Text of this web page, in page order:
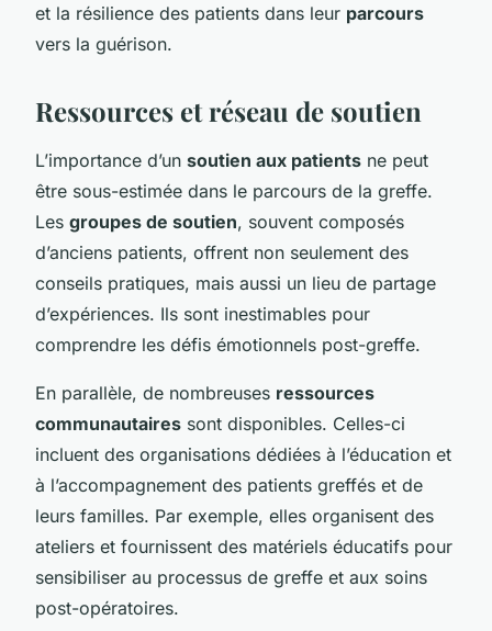
et la résilience des patients dans leur parcours
vers la guérison.
Ressources et réseau de soutien
L’importance d’un soutien aux patients ne peut
être sous-estimée dans le parcours de la greffe.
Les groupes de soutien, souvent composés
d’anciens patients, offrent non seulement des
conseils pratiques, mais aussi un lieu de partage
d’expériences. Ils sont inestimables pour
comprendre les défis émotionnels post-greffe.
En parallèle, de nombreuses ressources
communautaires sont disponibles. Celles-ci
incluent des organisations dédiées à l’éducation et
à l’accompagnement des patients greffés et de
leurs familles. Par exemple, elles organisent des
ateliers et fournissent des matériels éducatifs pour
sensibiliser au processus de greffe et aux soins
post-opératoires.